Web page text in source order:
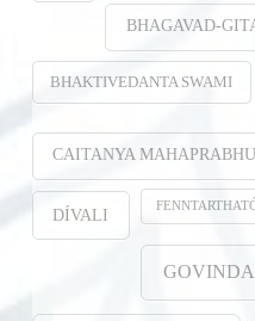
BHAGAVAD-
BHAKTIVEDANTA SWAMI
CAITANYA MAHAPRABHU
DÍVALI